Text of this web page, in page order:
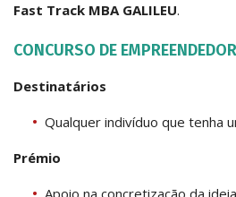
Fast Track MBA GALILEU.
CONCURSO DE
Destinatários
Qualquer indivíduo que tenha
Prémio
Apoio na concretização da